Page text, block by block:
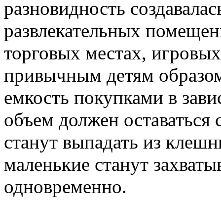
разновидность
развлекательных
торговых местах,
привычным детям
емкость покупками в
объем должен
станут выпадать из
маленькие станут
одновременно.